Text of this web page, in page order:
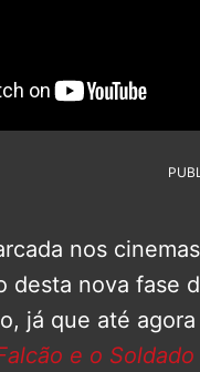
nos
desta nova fase
já que até
e o